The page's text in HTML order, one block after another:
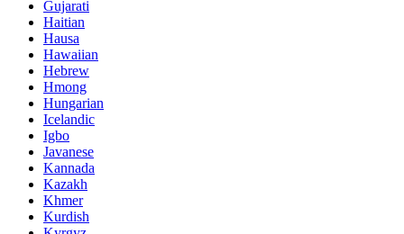
Gujarati
Haitian
Hausa
Hawaiian
Hebrew
Hmong
Hungarian
Icelandic
Igbo
Javanese
Kannada
Kazakh
Khmer
Kurdish